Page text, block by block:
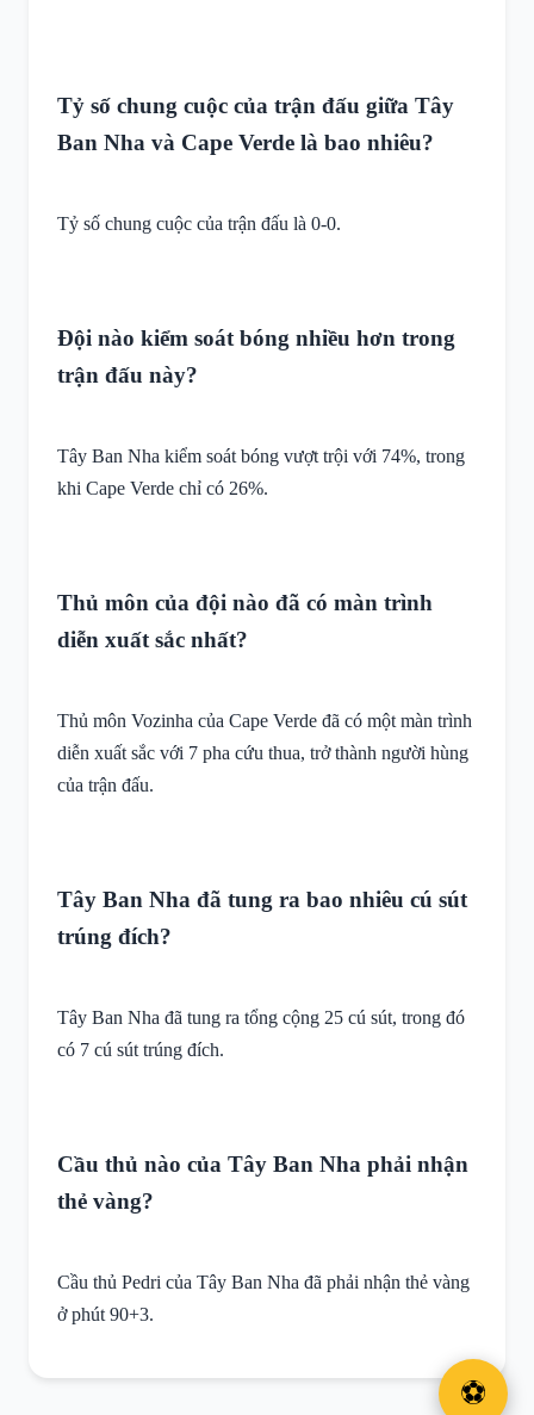
Tỷ số chung cuộc của trận đấu giữa Tây
Ban Nha và Cape Verde là bao nhiêu?
Tỷ số chung cuộc của trận đấu là 0-0.
Đội nào kiểm soát bóng nhiều hơn trong
trận đấu này?
Tây Ban Nha kiểm soát bóng vượt trội với 74%, trong
khi Cape Verde chỉ có 26%.
Thủ môn của đội nào đã có màn trình
diễn xuất sắc nhất?
Thủ môn Vozinha của Cape Verde đã có một màn trình
diễn xuất sắc với 7 pha cứu thua, trở thành người hùng
của trận đấu.
Tây Ban Nha đã tung ra bao nhiêu cú sút
trúng đích?
Tây Ban Nha đã tung ra tổng cộng 25 cú sút, trong đó
có 7 cú sút trúng đích.
Cầu thủ nào của Tây Ban Nha phải nhận
thẻ vàng?
Cầu thủ Pedri của Tây Ban Nha đã phải nhận thẻ vàng
ở phút 90+3.
⚽